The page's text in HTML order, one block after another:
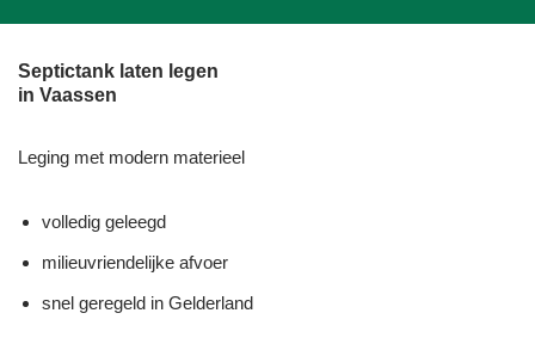
Septictank laten legen
in Vaassen
Leging met modern materieel
volledig geleegd
milieuvriendelijke afvoer
snel geregeld in Gelderland